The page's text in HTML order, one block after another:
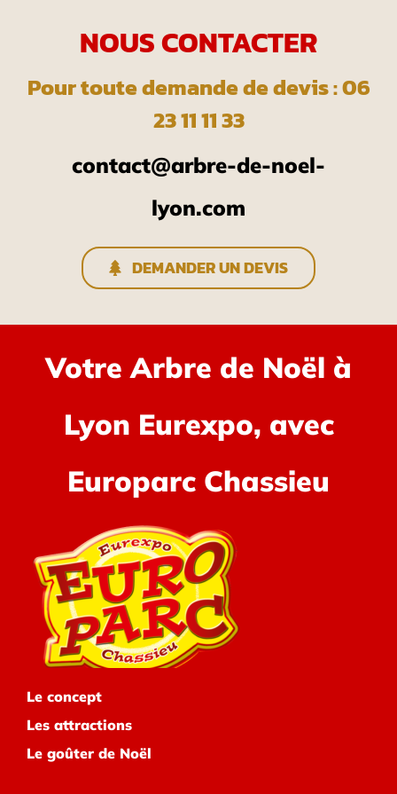
NOUS CONTACTER
Pour toute demande de devis : 06
23 11 11 33
contact@arbre-de-noel-
lyon.com
DEMANDER UN DEVIS
Votre Arbre de Noël à
Lyon Eurexpo, avec
Europarc Chassieu
Le concept
Les attractions
Le goûter de Noël